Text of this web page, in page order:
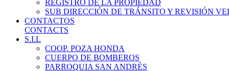
REGISTRO DE LA PROPIEDAD
SUB DIRECCIÓN DE TRÁNSITO Y REVISIÓN
CONTACTOS
CONTACTS
S.I.L
COOP. POZA HONDA
CUERPO DE BOMBEROS
PARROQUIA SAN ANDRÉS